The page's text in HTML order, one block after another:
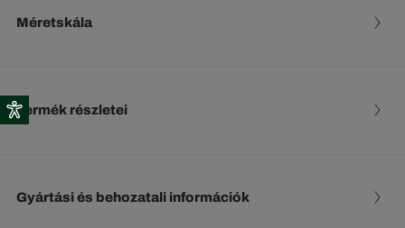
Méretskála
Termék részletei
Gyártási és behozatali információk